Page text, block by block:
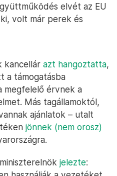
elvét az EU
volt már perek és
kancellár azt hangoztatta,
a támogatásba
megfelelő érvnek a
Más tagállamoktól,
ajánlatok – utalt
jönnek (nem orosz)
jelezte: